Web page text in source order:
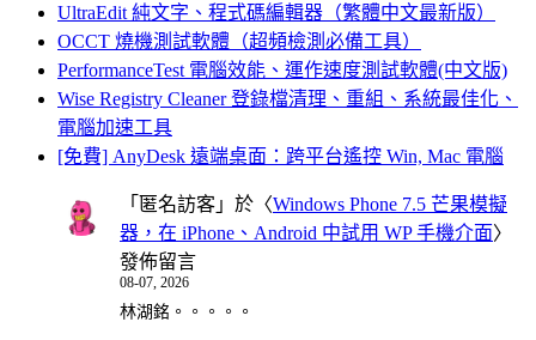
UltraEdit 純文字、程式碼編輯器（繁體中文最新版）
OCCT 燒機測試軟體（超頻檢測必備工具）
PerformanceTest 電腦效能、運作速度測試軟體(中文版)
Wise Registry Cleaner 登錄檔清理、重組、系統最佳化、
電腦加速工具
[免費] AnyDesk 遠端桌面：跨平台遙控 Win, Mac 電腦
「 匿名訪客 」於〈Windows Phone 7.5 芒果模擬
器，在 iPhone、Android 中試用 WP 手機介面〉
發佈留言
08-07, 2026
林湖銘。。。。。